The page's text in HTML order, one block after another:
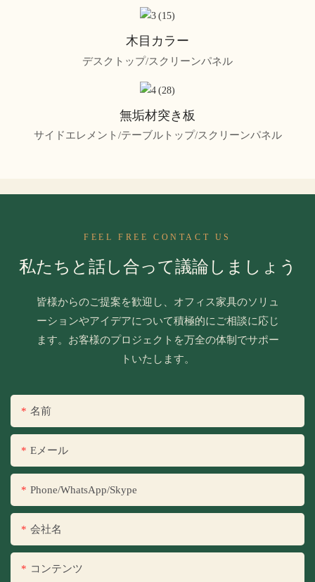
木目カラー
デスクトップ/スクリーンパネル
無垢材突き板
サイドエレメント/テーブルトップ/スクリーンパネル
FEEL FREE CONTACT US
私たちと話し合って議論しましょう
皆様からのご提案を歓迎し、オフィス家具のソリュ
ーションやアイデアについて積極的にご相談に応じ
ます。お客様のプロジェクトを万全の体制でサポー
トいたします。
名前
Eメール
Phone/WhatsApp/Skype
会社名
コンテンツ